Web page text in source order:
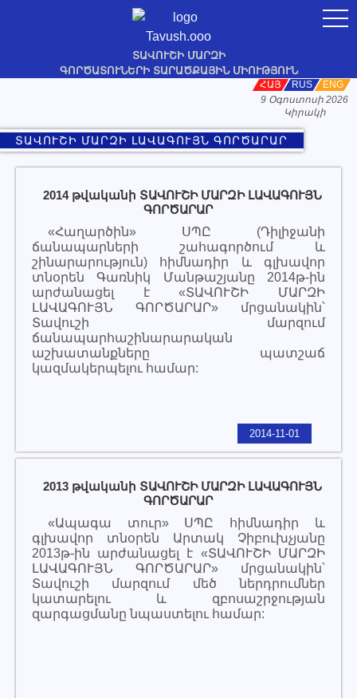
Tavush.ooo
ՏԱՎՈՒՇԻ ՄԱՐԶԻ
ԳՈՐԾԱՏՈՒՆԵՐԻ ՏԱՐԱԾՔԱՅԻՆ ՄԻՈՒԹՅՈՒՆ
ENG
RUS
ՀԱՅ
9 Օգոստոսի 2026
Կիրակի
ՏԱՎՈՒՇԻ ՄԱՐԶԻ ԼԱՎԱԳՈՒՅՆ ԳՈՐԾԱՐԱՐ
2014 թվականի ՏԱՎՈՒՇԻ ՄԱՐԶԻ ԼԱՎԱԳՈՒՅՆ
ԳՈՐԾԱՐԱՐ
«Հաղարծին» ՍՊԸ (Դիլիջանի
ճանապարների շահագործում և
շինարարություն) հիմնադիր և գլխավոր
տնօրեն Գառնիկ Մանթաշյանը 2014թ-ին
արժանացել է «ՏԱՎՈՒՇԻ ՄԱՐԶԻ
ԼԱՎԱԳՈՒՅՆ ԳՈՐԾԱՐԱՐ» մրցանակին՝
Տավուշի մարզում
ճանապարհաշինարարական
աշխատանքները պատշաճ
կազմակերպելու համար:
2014-11-01
2013 թվականի ՏԱՎՈՒՇԻ ՄԱՐԶԻ ԼԱՎԱԳՈՒՅՆ
ԳՈՐԾԱՐԱՐ
«Ապագա տուր» ՍՊԸ հիմնադիր և
գլխավոր տնօրեն Արտակ Չիբուխչյանը
2013թ-ին արժանացել է «ՏԱՎՈՒՇԻ ՄԱՐԶԻ
ԼԱՎԱԳՈՒՅՆ ԳՈՐԾԱՐԱՐ» մրցանակին՝
Տավուշի մարզում մեծ ներդրումներ
կատարելու և զբոսաշրջության
զարգացմանը նպաստելու համար: